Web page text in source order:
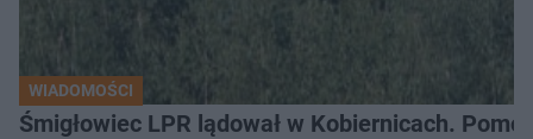
WIADOMOŚCI
Śmigłowiec LPR lądował w Kobiernicach.